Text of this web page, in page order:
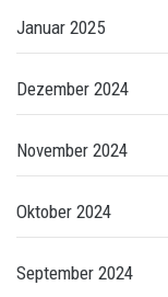
Januar 2025
Dezember 2024
November 2024
Oktober 2024
September 2024